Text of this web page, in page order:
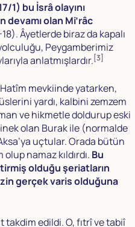
1) bu İsrâ olayını
devamı olan Mi’râc
Âyetlerde biraz da kapalı
Peygamberimiz
anlatmışlardır.[3]
mevkiinde yatarken,
yardı, kalbini zemzem
ve hikmetle doldurup eski
olan Burak ile (normalde
uçtular. Orada bütün
namaz kıldırdı. Bu
olduğu şeriatların
gerçek varis olduğuna
takdim edildi. O, fıtrî ve tabiî